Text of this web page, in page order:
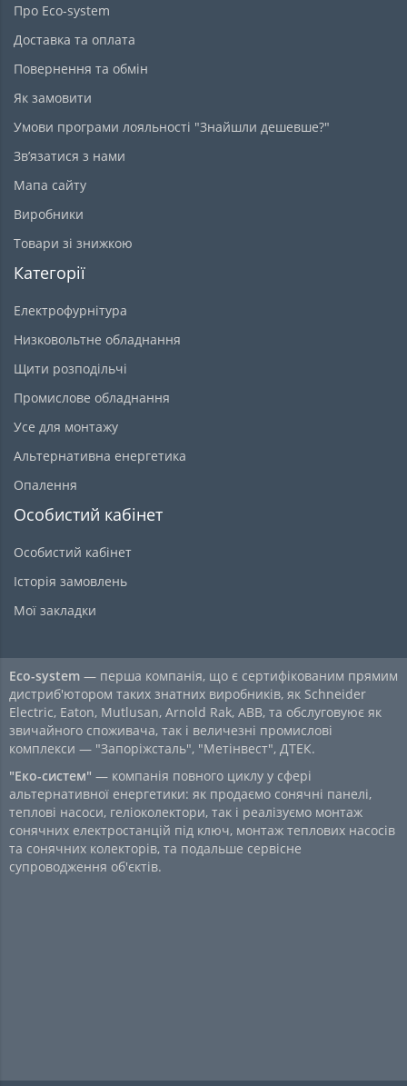
Про Eco-system
Доставка та оплата
Повернення та обмін
Як замовити
Умови програми лояльності "Знайшли дешевше?"
Зв’язатися з нами
Мапа сайту
Виробники
Товари зі знижкою
Категорії
Електрофурнітура
Низковольтне обладнання
Щити розподільчі
Промислове обладнання
Усе для монтажу
Альтернативна енергетика
Опалення
Особистий кабінет
Особистий кабінет
Історія замовлень
Мої закладки
Eco-system — перша компанія, що є сертифікованим прямим
дистриб'ютором таких знатних виробників, як Schneider
Electric, Eaton, Mutlusan, Arnold Rak, ABB, та обслуговуює як
звичайного споживача, так і величезні промислові
комплекси — "Запоріжсталь", "Метінвест", ДТЕК.
"Еко-систем" — компанія повного циклу у сфері
альтернативної енергетики: як продаємо сонячні панелі,
теплові насоси, геліоколектори, так і реалізуємо монтаж
сонячних електростанцій під ключ, монтаж теплових насосів
та сонячних колекторів, та подальше сервісне
супроводження об'єктів.